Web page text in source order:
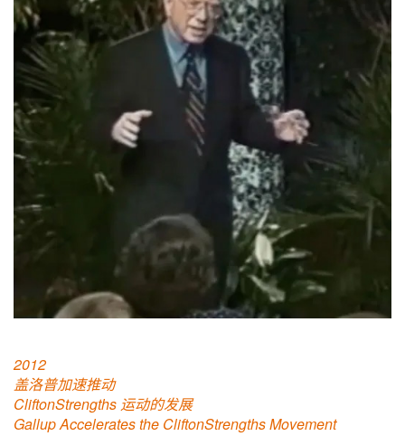
2012
盖洛普加速推动
CliftonStrengths 运动的发展
Gallup Accelerates the CliftonStrengths Movement